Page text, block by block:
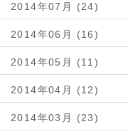
2014年07月 (24)
2014年06月 (16)
2014年05月 (11)
2014年04月 (12)
2014年03月 (23)